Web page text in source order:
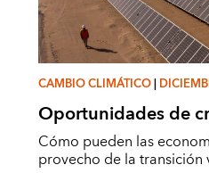
CAMBIO CLIMÁTICO|
Oportunidades de
Cómo pueden las
provecho de la transición